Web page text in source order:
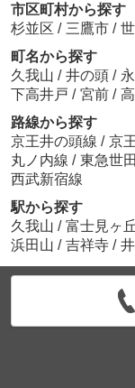
市区町村から探す
杉並区 / 三鷹市 /
町名から探す
久我山 / 井の頭 /
下高井戸 / 宮前 /
路線から探す
京王井の頭線 / 京
丸ノ内線 / 東急世
西武新宿線
駅から探す
久我山 / 富士見ヶ丘
浜田山 / 吉祥寺 /